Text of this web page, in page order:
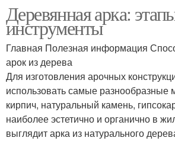
Деревянная арка:
инструменты
Главная Полезная информация
арок из дерева
Для изготовления арочных
использовать самые разнообразные
кирпич, натуральный камень,
наиболее эстетично и органично в
выглядит арка из натурального